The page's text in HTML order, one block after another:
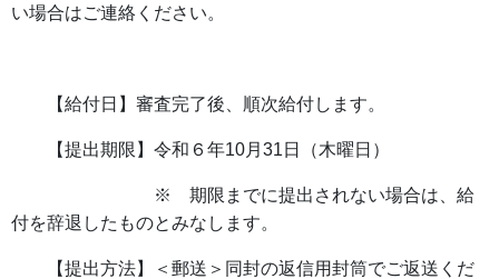
い場合はご連絡ください。
【給付日】審査完了後、順次給付します。
【提出期限】令和６年10月31日（木曜日）
※ 期限までに提出されない場合は、給
付を辞退したものとみなします。
【提出方法】＜郵送＞同封の返信用封筒でご返送くだ